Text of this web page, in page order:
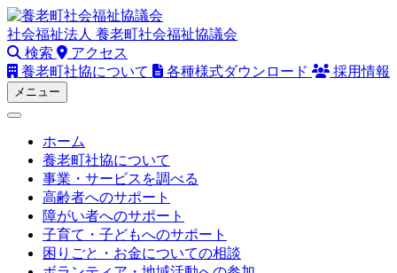
Skip
to
content
社会福祉法人 養老町社会福祉協議会
検索
アクセス
養老町社協について
各種様式ダウンロード 採用情報
メニュー
ホーム
養老町社協について
事業・サービスを調べる
高齢者へのサポート
障がい者へのサポート
子育て・子どもへのサポート
困りごと・お金についての相談